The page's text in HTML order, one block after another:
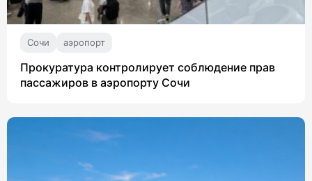
Сочи аэропорт
Прокуратура контролирует соблюдение прав
пассажиров в аэропорту Сочи